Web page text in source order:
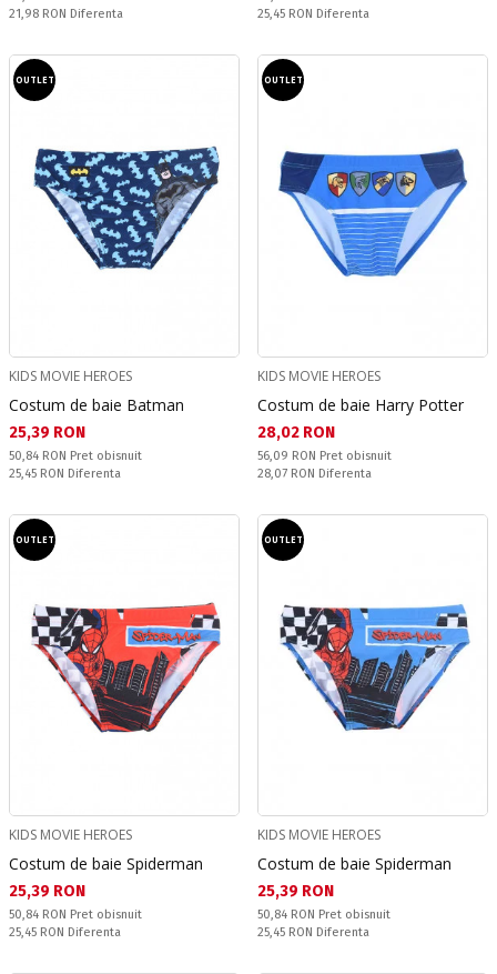
Спестявате:
21,98 RON Diferenta
Спестявате:
25,45 RON Diferenta
OUTLET
KIDS MOVIE HEROES
Costum de baie Batman
Текуща цена:
25,39 RON
Pret obisnuit:
50,84 RON Pret obisnuit
Спестявате:
25,45 RON Diferenta
OUTLET
KIDS MOVIE HEROES
Costum de baie Harry Potter
Текуща цена:
28,02 RON
Pret obisnuit:
56,09 RON Pret obisnuit
Спестявате:
28,07 RON Diferenta
OUTLET
KIDS MOVIE HEROES
Costum de baie Spiderman
Текуща цена:
25,39 RON
Pret obisnuit:
50,84 RON Pret obisnuit
Спестявате:
25,45 RON Diferenta
OUTLET
KIDS MOVIE HEROES
Costum de baie Spiderman
Текуща цена:
25,39 RON
Pret obisnuit:
50,84 RON Pret obisnuit
Спестявате:
25,45 RON Diferenta